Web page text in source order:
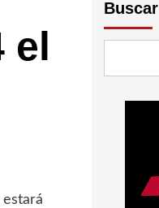
el
Buscar